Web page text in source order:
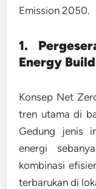
Emission 2050.
1.
Energy
Konsep Net
tren utama di
Gedung jenis
energi
kombinasi
terbarukan di